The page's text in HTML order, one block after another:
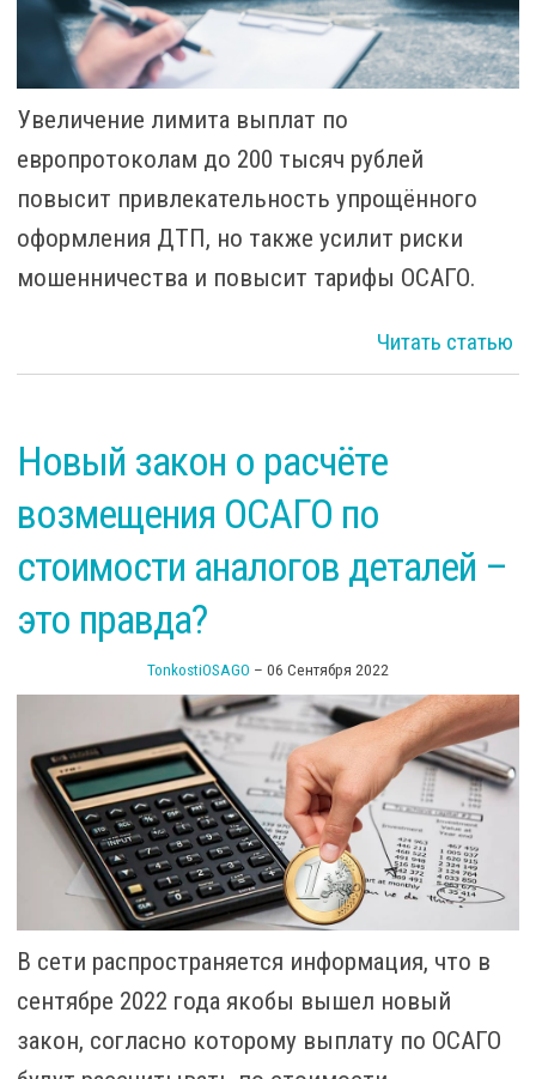
Увеличение лимита выплат по
европротоколам до 200 тысяч рублей
повысит привлекательность упрощённого
оформления ДТП, но также усилит риски
мошенничества и повысит тарифы ОСАГО.
Читать статью
Новый закон о расчёте
возмещения ОСАГО по
стоимости аналогов деталей –
это правда?
TonkostiOSAGO – 06 Сентября 2022
В сети распространяется информация, что в
сентябре 2022 года якобы вышел новый
закон, согласно которому выплату по ОСАГО